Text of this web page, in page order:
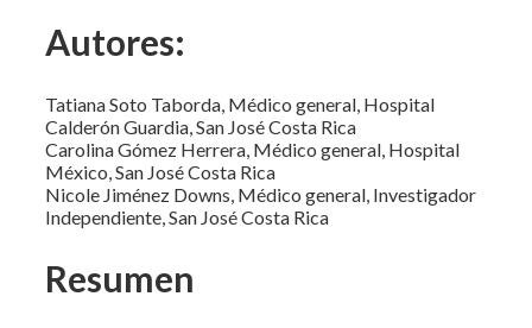
Autores:
Tatiana Soto Taborda, Médico general, Hospital
Calderón Guardia, San José Costa Rica
Carolina Gómez Herrera, Médico general, Hospital
México, San José Costa Rica
Nicole Jiménez Downs, Médico general, Investigador
Independiente, San José Costa Rica
Resumen